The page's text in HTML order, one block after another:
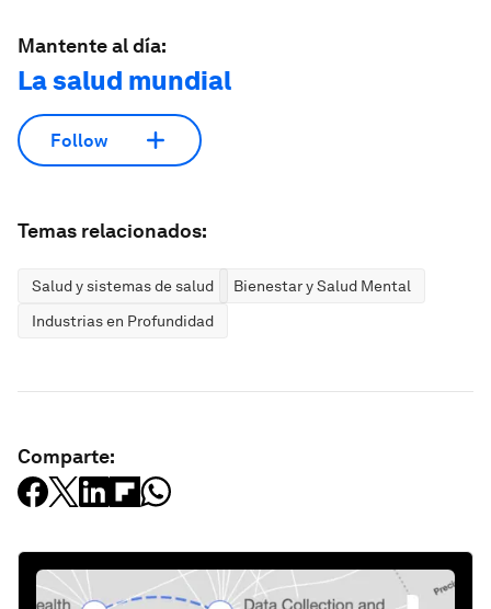
Mantente al día:
La salud mundial
Follow
Temas relacionados:
Salud y sistemas de salud
Bienestar y Salud Mental
Industrias en Profundidad
Comparte: